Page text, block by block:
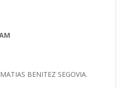
BENITEZ SEGOVIA.